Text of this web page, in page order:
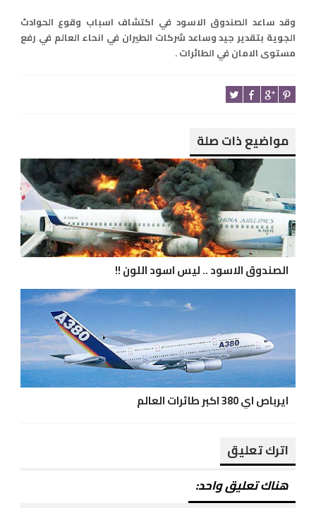
وقد ساعد الصندوق الاسود في اكتشاف اسباب وقوع الحوادث
الجوية بتقدير جيد وساعد شركات الطيران في انحاء العالم في رفع
مستوى الامان في الطائرات .
مواضيع ذات صلة
الصندوق الاسود .. ليس اسود اللون !!
ايرباص اي 380 اكبر طائرات العالم
اترك تعليق
هناك تعليق واحد: